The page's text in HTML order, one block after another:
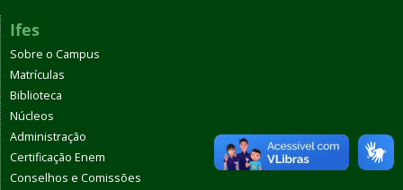
Ifes
Sobre o Campus
Matrículas
Biblioteca
Núcleos
Administração
Certificação Enem
Conselhos e Comissões